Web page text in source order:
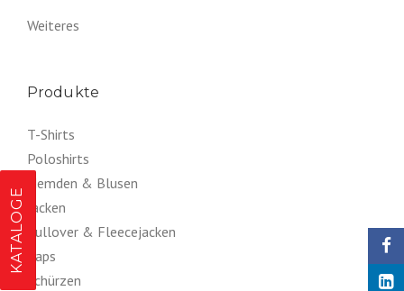
Weiteres
Produkte
T-Shirts
Poloshirts
Hemden & Blusen
Jacken
Pullover & Fleecejacken
Caps
Schürzen
KATALOGE